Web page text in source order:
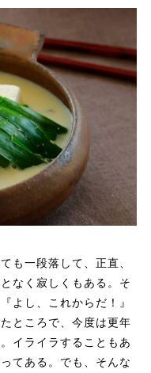
も一段落して、正直、
なく寂しくもある。そ
よし、これからだ！』
ところで、今度は更年
イライラすることもあ
てある。でも、そんな